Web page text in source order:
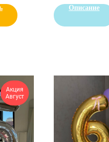
Описание
Акция
Август